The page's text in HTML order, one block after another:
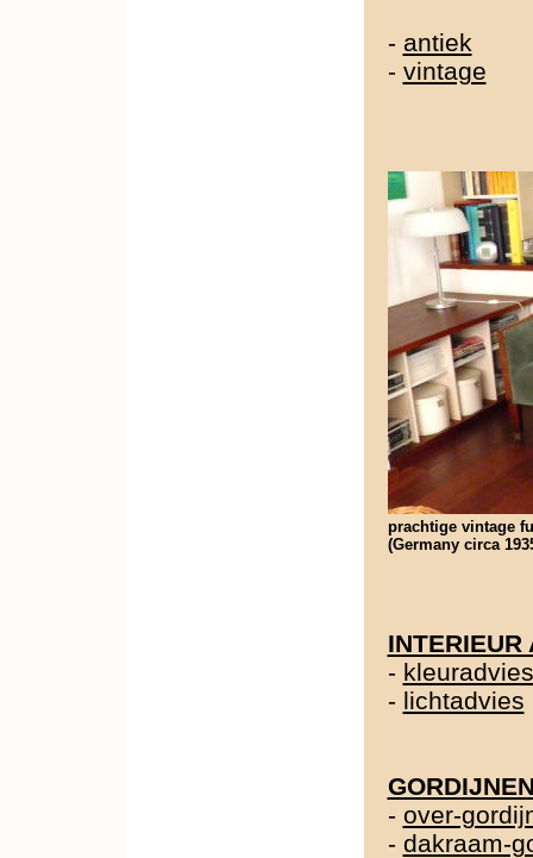
- antiek
- vintage
prachtige vintage
(Germany circa
INTERIEUR
- kleuradvies
- lichtadvies
- over-
- dakraam-